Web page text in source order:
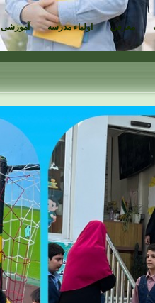
معرفی اولیاء مدرسه آموزشی